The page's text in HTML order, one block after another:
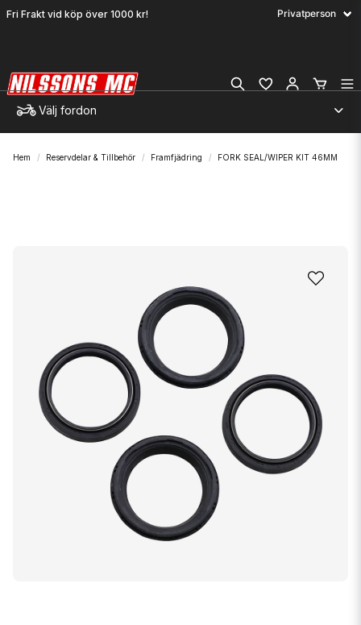
Fri Frakt vid köp över 1000 kr!
Välj fordon
Hem Reservdelar & Tillbehör Framfjädring FORK SEAL/WIPER KIT 46MM